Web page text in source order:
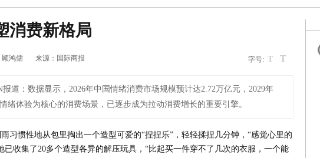
消费新格局
字号: T T
顾鸿儒 来源： 国际商报
道： 数据显示，2026年中国情绪消费市场规模预计达2.72万亿元，2029年
绪体验为核心的消费场景，已逐步成为拉动消费增长的重要引擎。
习惯性地从包里掏出一个造型可爱的“捏捏乐”，轻轻揉捏几分钟，“感觉心里的
已收集了20多个造型各异的解压玩具，“比起买一件穿不了几次的衣服，一个能